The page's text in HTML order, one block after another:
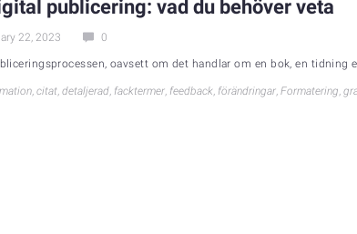
publicering: vad du behöver veta
22, 2023 0
oavsett om det handlar om en bok, en
, citat, detaljerad, facktermer, feedback, förändringar, Formatering,